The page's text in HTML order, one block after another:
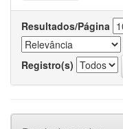
Resultados/Página
Registro(s)